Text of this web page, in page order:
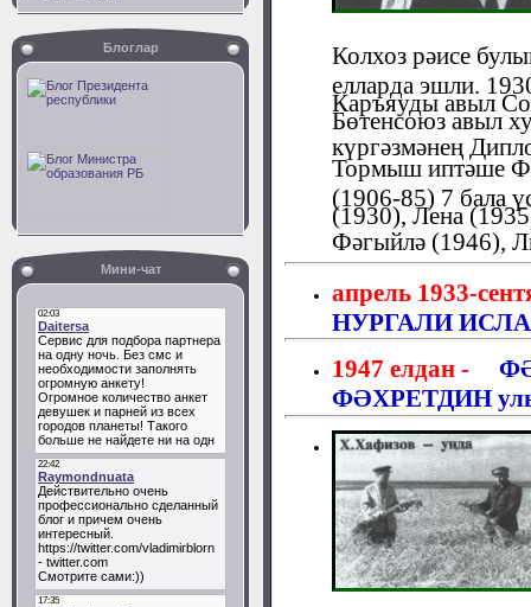
Блоглар
Мини-чат
Колхоз рәисе
елларда эшли.
Каръяуды авыл
Бөтенсоюз авыл
күргәзмәнең
Тормыш иптәше
(1906-85) 7 бала
(1930), Лена
Фәгыйлә (1946),
апрель 1933-
НУРГАЛИ
1947 елдан -
ФӘХРЕТДИН